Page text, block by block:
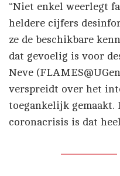
“Niet enkel weerlegt
heldere cijfers
ze de beschikbare
dat gevoelig is voor
Neve
verspreidt over het
toegankelijk gemaakt.
coronacrisis is dat